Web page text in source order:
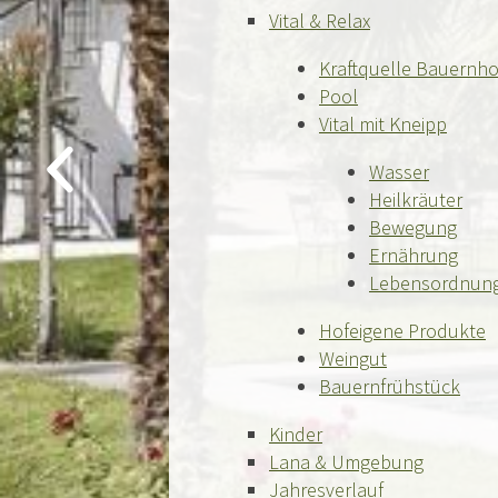
Vital & Relax
Kraftquelle
Pool
Vital mit Kneipp
Wasser
Heilkräuter
Bewegung
Ernährung
Hofeigene Produkte
Weingut
Bauernfrühstück
Kinder
Lana & Umgebung
Jahresverlauf